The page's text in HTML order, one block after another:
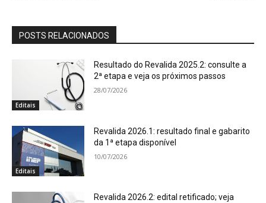
POSTS RELACIONADOS
Editais
Resultado do Revalida 2025.2: consulte a
2ª etapa e veja os próximos passos
28/07/2026
Editais
Revalida 2026.1: resultado final e gabarito
da 1ª etapa disponível
10/07/2026
Revalida 2026.2: edital retificado; veja